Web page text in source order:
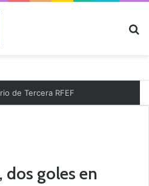
de Tercera RFEF
dos goles en